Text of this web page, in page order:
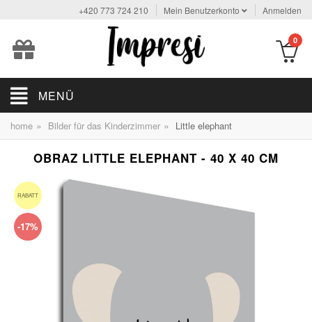
+420 773 724 210 Mein Benutzerkonto Anmelden
0
MENÜ
home » Bilder für das Kinderzimmer » Little elephant
OBRAZ LITTLE ELEPHANT - 40 X 40 CM
RABATT
-17%